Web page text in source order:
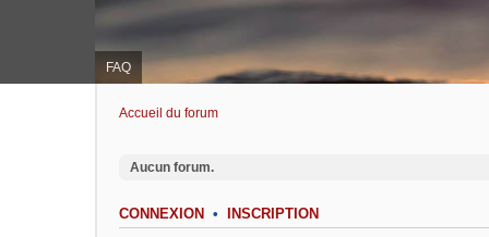
FAQ
Accueil du forum
Aucun forum.
CONNEXION • INSCRIPTION